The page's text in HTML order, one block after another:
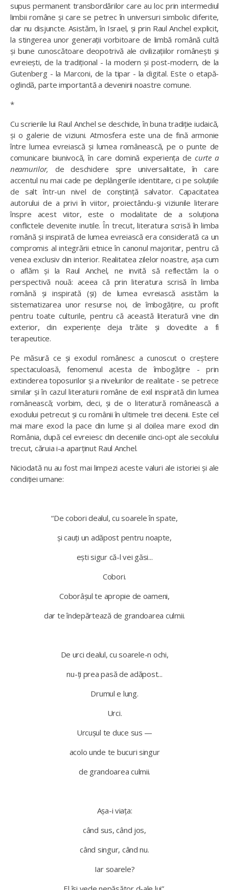
supus permanent transbordărilor care au loc prin intermediul
limbii române și care se petrec în universuri simbolic diferite,
dar nu disjuncte. Asistăm, în Israel, și prin Raul Anchel explicit,
la stingerea unor generații vorbitoare de limbă română cultă
și bune cunoscătoare deopotrivă ale civilizațiilor românești și
evreiești, de la tradițional - la modern și post-modern, de la
Gutenberg - la Marconi, de la tipar - la digital. Este o etapă-
oglindă, parte importantă a devenirii noastre comune.
*
Cu scrierile lui Raul Anchel se deschide, în buna tradiție iudaică,
și o galerie de viziuni. Atmosfera este una de fină armonie
între lumea evreiască și lumea românească, pe o punte de
comunicare biunivocă, în care domină experiența decurte a
neamurilor,de deschidere spre universalitate, în care
accentul nu mai cade pe deplângerile identitare, ci pe soluțiile
de salt într-un nivel de conștiință salvator. Capacitatea
autorului de a privi în viitor, proiectându-și viziunile literare
înspre acest viitor, este o modalitate de a soluționa
conflictele devenite inutile. În trecut, literatura scrisă în limba
română și inspirată de lumea evreiască era considerată ca un
compromis al integrării etnice în canonul majoritar, pentru că
venea exclusiv din interior. Realitatea zilelor noastre, așa cum
o aflăm și la Raul Anchel, ne invită să reflectăm la o
perspectivă nouă: aceea că prin literatura scrisă în limba
română și inspirată (și) de lumea evreiască asistăm la
sistematizarea unor resurse noi, de îmbogățire, cu profit
pentru toate culturile, pentru că această literatură vine din
exterior, din experiențe deja trăite și dovedite a fi
terapeutice.
Pe măsură ce și exodul românesc a cunoscut o creștere
spectaculoasă, fenomenul acesta de îmbogățire - prin
extinderea toposurilor și a nivelurilor de realitate - se petrece
similar și în cazul literaturii române de exil inspirată din lumea
românească; vorbim, deci, și de o literatură românească a
exodului petrecut și cu românii în ultimele trei decenii. Este cel
mai mare exod la pace din lume și al doilea mare exod din
România, după cel evreiesc din deceniile cinci-opt ale secolului
trecut, căruia i-a aparținut Raul Anchel.
Niciodată nu au fost mai limpezi aceste valuri ale istoriei și ale
condiției umane:
“De cobori dealul, cu soarele în spate,
și cauți un adăpost pentru noapte,
ești sigur că-l vei găsi...
Cobori.
Coborâșul te apropie de oameni,
dar te îndepărtează de grandoarea culmii.
De urci dealul, cu soarele-n ochi,
nu-ți prea pasă de adăpost...
Drumul e lung.
Urci.
Urcușul te duce sus —
acolo unde te bucuri singur
de grandoarea culmii.
Așa-i viața:
când sus, când jos,
când singur, când nu.
Iar soarele?